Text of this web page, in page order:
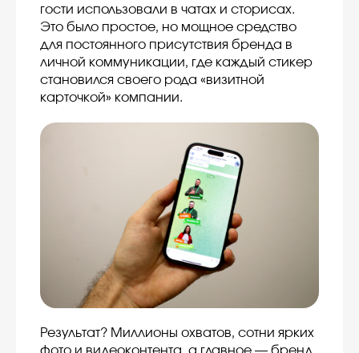
гости использовали в чатах и сторисах.
Это было простое, но мощное средство
для постоянного присутствия бренда в
личной коммуникации, где каждый стикер
становился своего рода «визитной
карточкой» компании.
Результат? Миллионы охватов, сотни ярких